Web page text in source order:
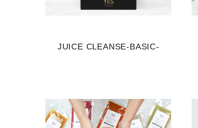
JUICE CLEANSE-BASIC-